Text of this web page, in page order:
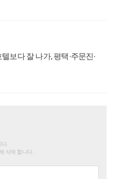
보다 잘 나가, 평택·주문진·
.
삭제 합니다.